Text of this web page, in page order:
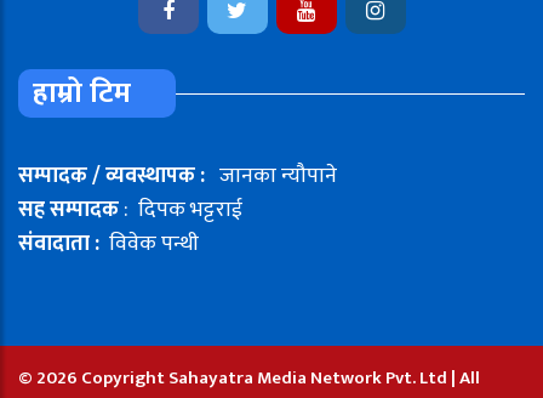
हाम्रो टिम
सम्पादक / व्यवस्थापक : जानका न्यौपाने
सह सम्पादक: दिपक भट्टराई
संवादाता : विवेक पन्थी
© 2026 Copyright Sahayatra Media Network Pvt. Ltd | All